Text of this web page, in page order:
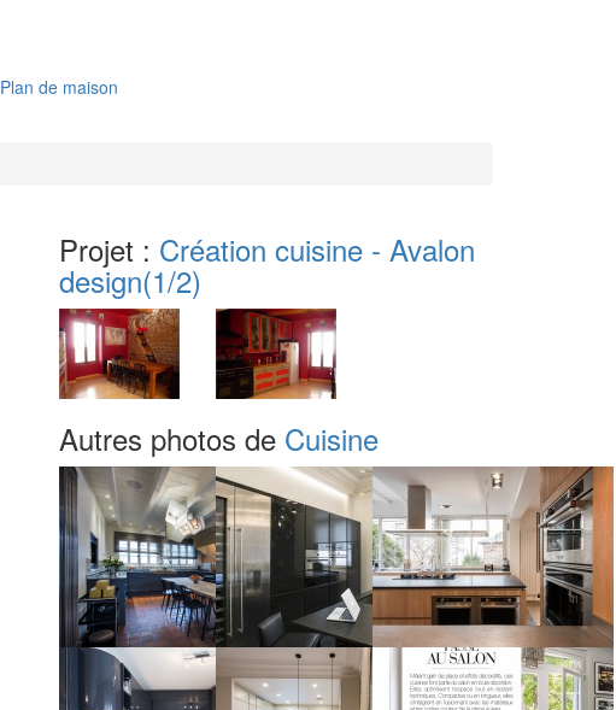
Plan de maison
Projet : Création cuisine - Avalon
design(1/2)
Autres photos de Cuisine